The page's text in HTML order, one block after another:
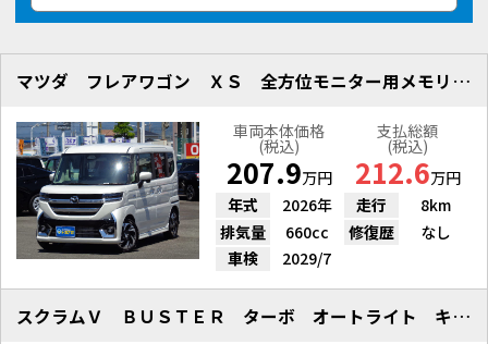
マツダ フレアワゴン ＸＳ 全方位モニター用メモリーナビＰｋｇ
車両本体価格
(税込)
207.9万円
支払総額
(税込)
212.6万円
年式
2026年 走行
8km
排気量
660cc 修復歴
なし
車検
2029/7
スクラムＶ ＢＵＳＴＥＲ ターボ オートライト キーレスエントリー